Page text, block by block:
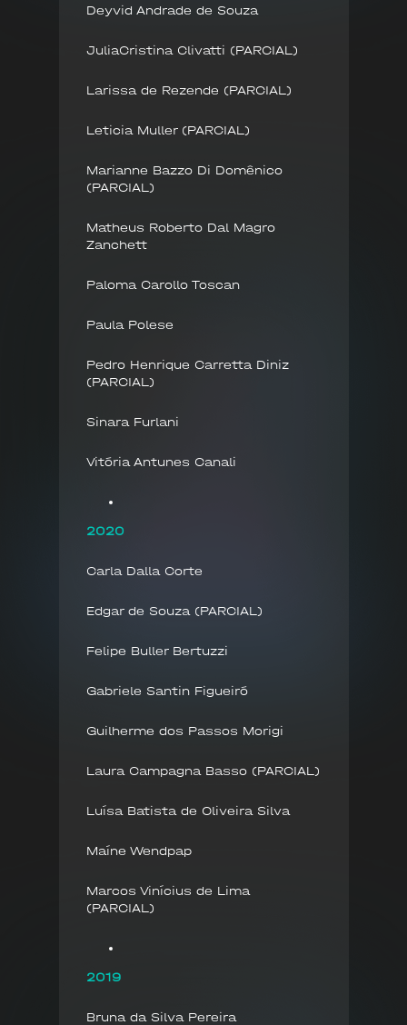
Deyvid Andrade de Souza
JuliaCristina Clivatti (PARCIAL)
Larissa de Rezende (PARCIAL)
Leticia Muller (PARCIAL)
Marianne Bazzo Di Domênico
(PARCIAL)
Matheus Roberto Dal Magro
Zanchett
Paloma Carollo Toscan
Paula Polese
Pedro Henrique Carretta Diniz
(PARCIAL)
Sinara Furlani
Vitória Antunes Canali
2020
Carla Dalla Corte
Edgar de Souza (PARCIAL)
Felipe Buller Bertuzzi
Gabriele Santin Figueiró
Guilherme dos Passos Morigi
Laura Campagna Basso (PARCIAL)
Luísa Batista de Oliveira Silva
Maíne Wendpap
Marcos Vinícius de Lima
(PARCIAL)
2019
Bruna da Silva Pereira